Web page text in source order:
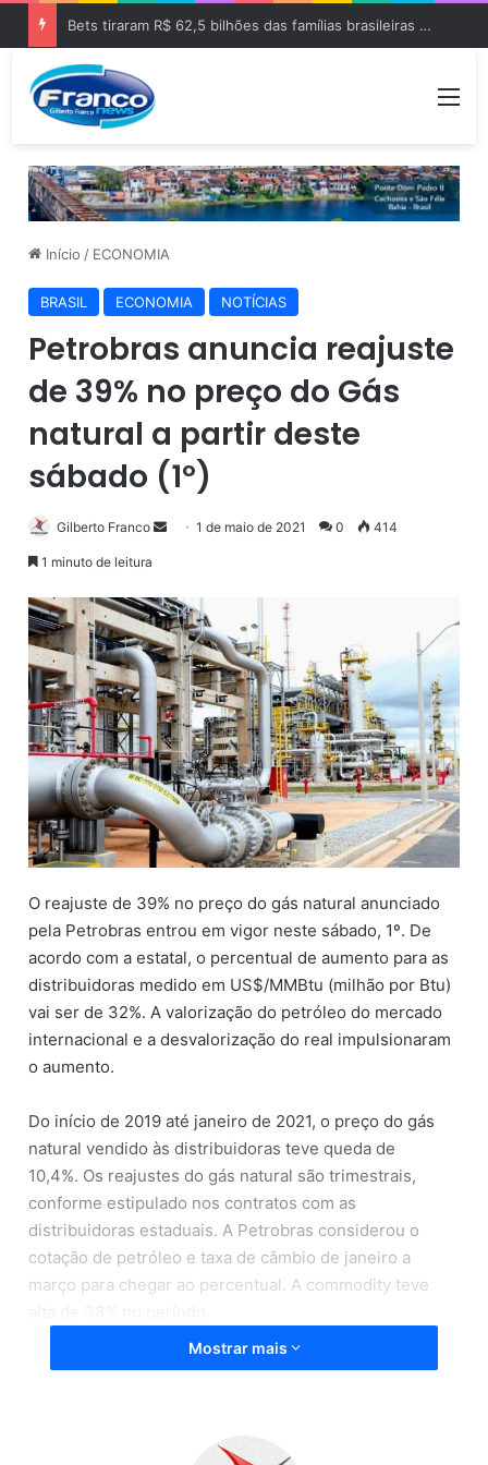
Bets tiraram R$ 62,5 bilhões das famílias brasileiras em 2025
Início / ECONOMIA
BRASIL ECONOMIA NOTÍCIAS
Petrobras anuncia reajuste
de 39% no preço do Gás
natural a partir deste
sábado (1º)
Gilberto Franco
d
e
u
m
e
-
m
a
i
l
1 de maio de 2021 0 414
1 minuto de leitura
O reajuste de 39% no preço do gás natural anunciado
pela Petrobras entrou em vigor neste sábado, 1º. De
acordo com a estatal, o percentual de aumento para as
distribuidoras medido em US$/MMBtu (milhão por Btu)
vai ser de 32%. A valorização do petróleo do mercado
internacional e a desvalorização do real impulsionaram
o aumento.
Do início de 2019 até janeiro de 2021, o preço do gás
natural vendido às distribuidoras teve queda de
10,4%. Os reajustes do gás natural são trimestrais,
conforme estipulado nos contratos com as
distribuidoras estaduais. A Petrobras considerou o
cotação de petróleo e taxa de câmbio de janeiro a
março para chegar ao percentual. A commodity teve
Entra no cálculo ainda, o custo do transporte até o
Geral de Preços Mercado), que acumulou alta de 31%.
Mostrar mais